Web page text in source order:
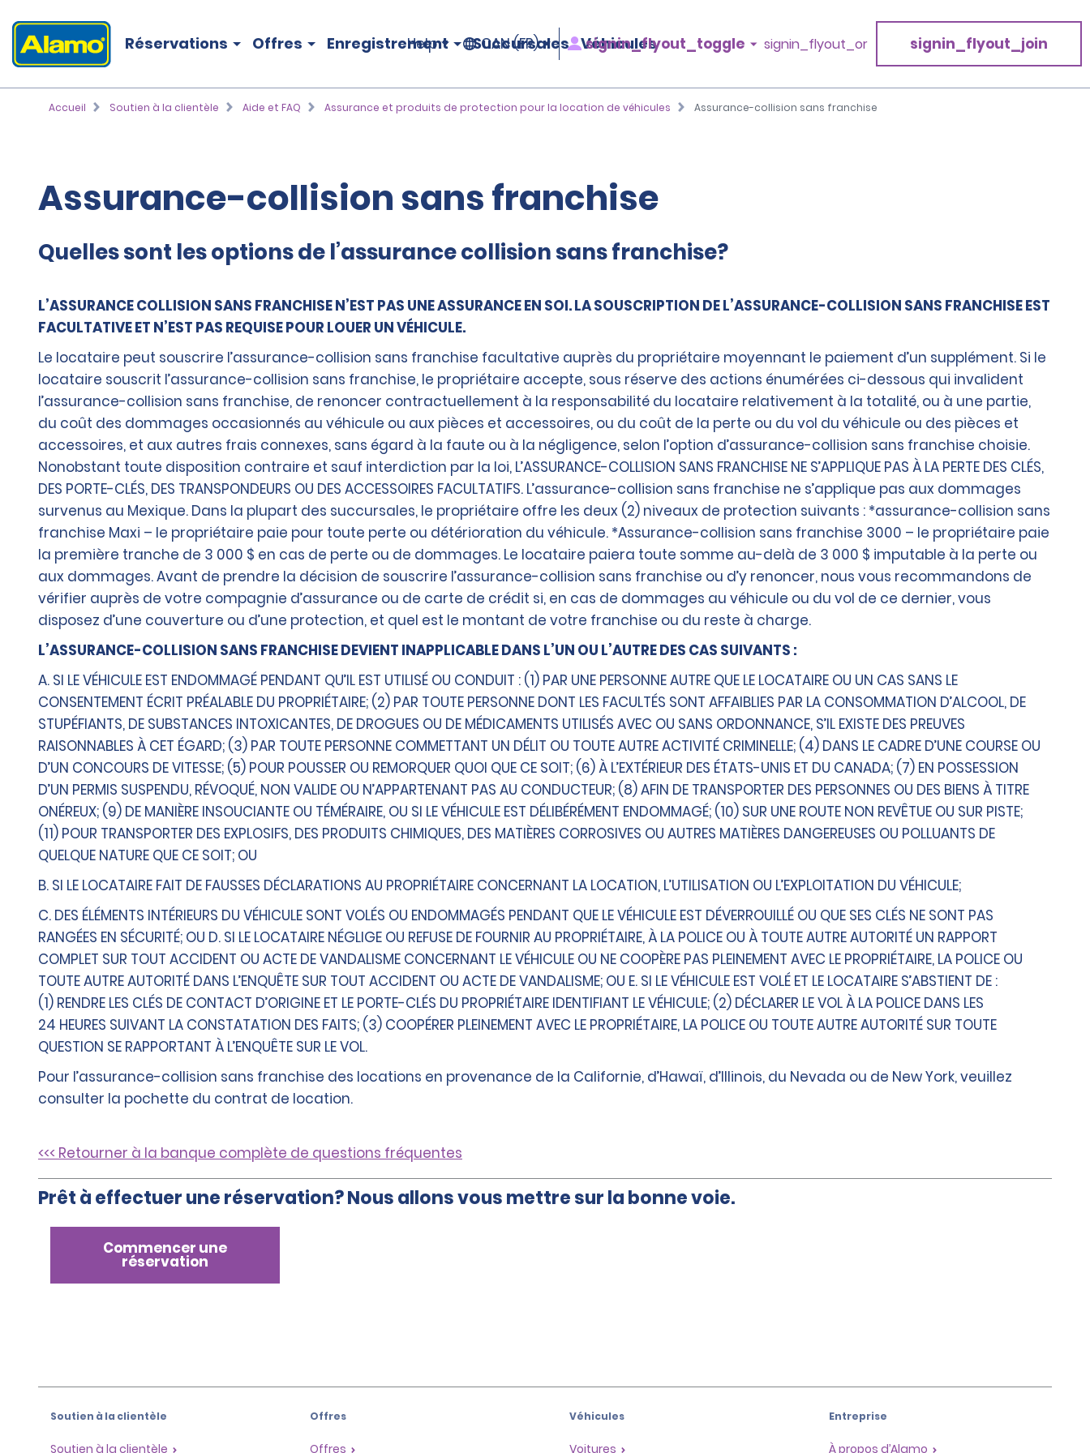
Réservations Offres Enregistrement Succursales Véhicules
Help CAN (FR) signin_flyout_toggle signin_flyout_or signin_flyout_join
Accueil Soutien à la clientèle Aide et FAQ Assurance et produits de protection pour la location de véhicules Assurance-collision sans franchise
Assurance-collision sans franchise
Quelles sont les options de l’assurance collision sans franchise?
L’ASSURANCE COLLISION SANS FRANCHISE N’EST PAS UNE ASSURANCE EN SOI. LA SOUSCRIPTION DE L’ASSURANCE-COLLISION SANS FRANCHISE EST
FACULTATIVE ET N’EST PAS REQUISE POUR LOUER UN VÉHICULE.
Le locataire peut souscrire l’assurance-collision sans franchise facultative auprès du propriétaire moyennant le paiement d’un supplément. Si le
locataire souscrit l’assurance-collision sans franchise, le propriétaire accepte, sous réserve des actions énumérées ci-dessous qui invalident
l’assurance-collision sans franchise, de renoncer contractuellement à la responsabilité du locataire relativement à la totalité, ou à une partie,
du coût des dommages occasionnés au véhicule ou aux pièces et accessoires, ou du coût de la perte ou du vol du véhicule ou des pièces et
accessoires, et aux autres frais connexes, sans égard à la faute ou à la négligence, selon l’option d’assurance-collision sans franchise choisie.
Nonobstant toute disposition contraire et sauf interdiction par la loi, L’ASSURANCE-COLLISION SANS FRANCHISE NE S’APPLIQUE PAS À LA PERTE DES CLÉS,
DES PORTE-CLÉS, DES TRANSPONDEURS OU DES ACCESSOIRES FACULTATIFS. L’assurance-collision sans franchise ne s’applique pas aux dommages
survenus au Mexique. Dans la plupart des succursales, le propriétaire offre les deux (2) niveaux de protection suivants : *assurance-collision sans
franchise Maxi – le propriétaire paie pour toute perte ou détérioration du véhicule. *Assurance-collision sans franchise 3000 – le propriétaire paie
la première tranche de 3 000 $ en cas de perte ou de dommages. Le locataire paiera toute somme au-delà de 3 000 $ imputable à la perte ou
aux dommages. Avant de prendre la décision de souscrire l’assurance-collision sans franchise ou d’y renoncer, nous vous recommandons de
vérifier auprès de votre compagnie d’assurance ou de carte de crédit si, en cas de dommages au véhicule ou du vol de ce dernier, vous
disposez d’une couverture ou d’une protection, et quel est le montant de votre franchise ou du reste à charge.
L’ASSURANCE-COLLISION SANS FRANCHISE DEVIENT INAPPLICABLE DANS L’UN OU L’AUTRE DES CAS SUIVANTS :
A. SI LE VÉHICULE EST ENDOMMAGÉ PENDANT QU’IL EST UTILISÉ OU CONDUIT : (1) PAR UNE PERSONNE AUTRE QUE LE LOCATAIRE OU UN CAS SANS LE
CONSENTEMENT ÉCRIT PRÉALABLE DU PROPRIÉTAIRE; (2) PAR TOUTE PERSONNE DONT LES FACULTÉS SONT AFFAIBLIES PAR LA CONSOMMATION D’ALCOOL, DE
STUPÉFIANTS, DE SUBSTANCES INTOXICANTES, DE DROGUES OU DE MÉDICAMENTS UTILISÉS AVEC OU SANS ORDONNANCE, S’IL EXISTE DES PREUVES
RAISONNABLES À CET ÉGARD; (3) PAR TOUTE PERSONNE COMMETTANT UN DÉLIT OU TOUTE AUTRE ACTIVITÉ CRIMINELLE; (4) DANS LE CADRE D’UNE COURSE OU
D’UN CONCOURS DE VITESSE; (5) POUR POUSSER OU REMORQUER QUOI QUE CE SOIT; (6) À L’EXTÉRIEUR DES ÉTATS-UNIS ET DU CANADA; (7) EN POSSESSION
D’UN PERMIS SUSPENDU, RÉVOQUÉ, NON VALIDE OU N’APPARTENANT PAS AU CONDUCTEUR; (8) AFIN DE TRANSPORTER DES PERSONNES OU DES BIENS À TITRE
ONÉREUX; (9) DE MANIÈRE INSOUCIANTE OU TÉMÉRAIRE, OU SI LE VÉHICULE EST DÉLIBÉRÉMENT ENDOMMAGÉ; (10) SUR UNE ROUTE NON REVÊTUE OU SUR PISTE;
(11) POUR TRANSPORTER DES EXPLOSIFS, DES PRODUITS CHIMIQUES, DES MATIÈRES CORROSIVES OU AUTRES MATIÈRES DANGEREUSES OU POLLUANTS DE
QUELQUE NATURE QUE CE SOIT; OU
B. SI LE LOCATAIRE FAIT DE FAUSSES DÉCLARATIONS AU PROPRIÉTAIRE CONCERNANT LA LOCATION, L’UTILISATION OU L’EXPLOITATION DU VÉHICULE;
C. DES ÉLÉMENTS INTÉRIEURS DU VÉHICULE SONT VOLÉS OU ENDOMMAGÉS PENDANT QUE LE VÉHICULE EST DÉVERROUILLÉ OU QUE SES CLÉS NE SONT PAS
RANGÉES EN SÉCURITÉ; OU D. SI LE LOCATAIRE NÉGLIGE OU REFUSE DE FOURNIR AU PROPRIÉTAIRE, À LA POLICE OU À TOUTE AUTRE AUTORITÉ UN RAPPORT
COMPLET SUR TOUT ACCIDENT OU ACTE DE VANDALISME CONCERNANT LE VÉHICULE OU NE COOPÈRE PAS PLEINEMENT AVEC LE PROPRIÉTAIRE, LA POLICE OU
TOUTE AUTRE AUTORITÉ DANS L’ENQUÊTE SUR TOUT ACCIDENT OU ACTE DE VANDALISME; OU E. SI LE VÉHICULE EST VOLÉ ET LE LOCATAIRE S’ABSTIENT DE :
(1) RENDRE LES CLÉS DE CONTACT D’ORIGINE ET LE PORTE-CLÉS DU PROPRIÉTAIRE IDENTIFIANT LE VÉHICULE; (2) DÉCLARER LE VOL À LA POLICE DANS LES
24 HEURES SUIVANT LA CONSTATATION DES FAITS; (3) COOPÉRER PLEINEMENT AVEC LE PROPRIÉTAIRE, LA POLICE OU TOUTE AUTRE AUTORITÉ SUR TOUTE
QUESTION SE RAPPORTANT À L’ENQUÊTE SUR LE VOL.
Pour l’assurance-collision sans franchise des locations en provenance de la Californie, d’Hawaï, d’Illinois, du Nevada ou de New York, veuillez
consulter la pochette du contrat de location.
<<< Retourner à la banque complète de questions fréquentes
Prêt à effectuer une réservation? Nous allons vous mettre sur la bonne voie.
Commencer une
réservation
Soutien à la clientèle
Soutien à la clientèle
Offres
Offres
Véhicules
Voitures
Entreprise
À propos d’Alamo